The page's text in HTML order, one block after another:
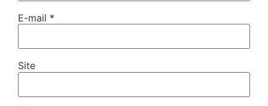
E-mail *
Site